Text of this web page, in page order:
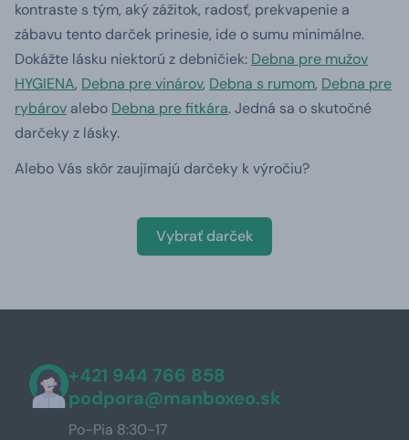
kontraste s tým, aký zážitok, radosť, prekvapenie a
zábavu tento darček prinesie, ide o sumu minimálne.
Dokážte lásku niektorú z debničiek: Debna pre mužov
HYGIENA, Debna pre vinárov, Debna s rumom, Debna pre
rybárov alebo Debna pre fitkára. Jedná sa o skutočné
darčeky z lásky.
Alebo Vás skôr zaujímajú darčeky k výročiu?
Vybrať darček
+421 944 766 858
podpora@manboxeo.sk
Po-Pia 8:30-17